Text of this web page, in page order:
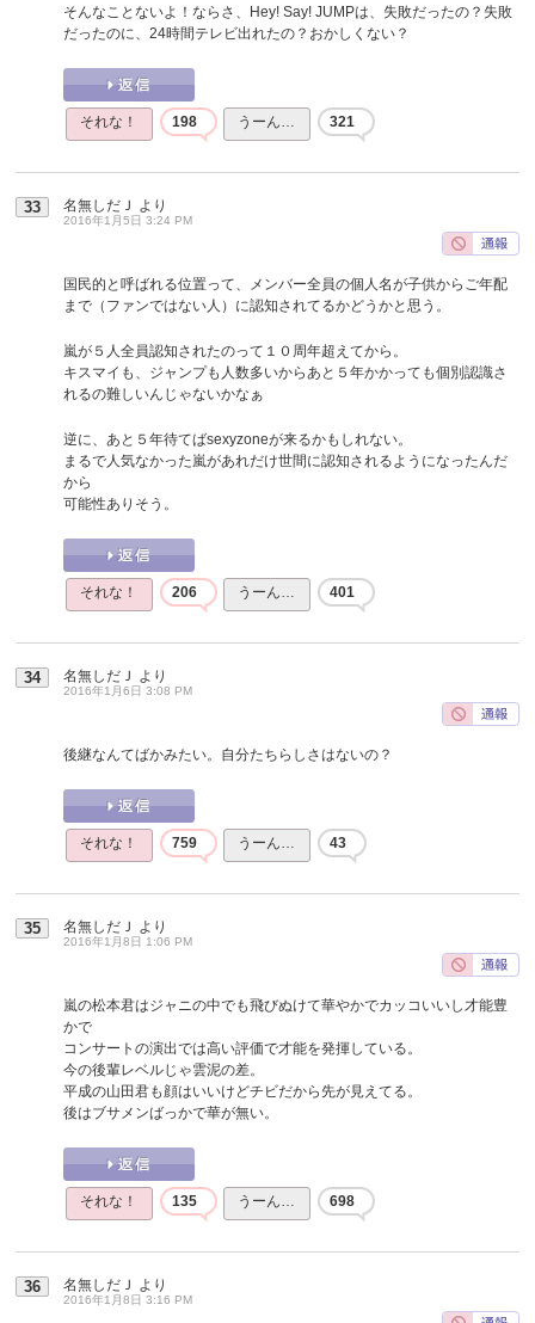
そんなことないよ！ならさ、Hey! Say! JUMPは、失敗だったの？失敗
だったのに、24時間テレビ出れたの？おかしくない？
それな！ 198 うーん… 321
33 名無しだＪ より
2016年1月5日 3:24 PM
国民的と呼ばれる位置って、メンバー全員の個人名が子供からご年配
まで（ファンではない人）に認知されてるかどうかと思う。
嵐が５人全員認知されたのって１０周年超えてから。
キスマイも、ジャンプも人数多いからあと５年かかっても個別認識さ
れるの難しいんじゃないかなぁ
逆に、あと５年待てばsexyzoneが来るかもしれない。
まるで人気なかった嵐があれだけ世間に認知されるようになったんだ
から
可能性ありそう。
それな！ 206 うーん… 401
34 名無しだＪ より
2016年1月6日 3:08 PM
後継なんてばかみたい。自分たちらしさはないの？
それな！ 759 うーん… 43
35 名無しだＪ より
2016年1月8日 1:06 PM
嵐の松本君はジャニの中でも飛びぬけて華やかでカッコいいし才能豊
かで
コンサートの演出では高い評価で才能を発揮している。
今の後輩レベルじゃ雲泥の差。
平成の山田君も顔はいいけどチビだから先が見えてる。
後はブサメンばっかで華が無い。
それな！ 135 うーん… 698
36 名無しだＪ より
2016年1月8日 3:16 PM